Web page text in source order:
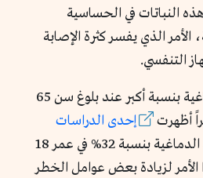
النباتات في الحساسية
الأمر الذي يفسر كثرة الإصابة
التنفسي.
تحدث السكتات الدماغية بنسبة أكبر عند بلوغ سن 65
أظهرت
إحدى الدراسات
زيادة الإصابة بالسكتة الدماغية بنسبة 32% في عمر 18
هذا الأمر لزيادة بعض عوامل الخطر